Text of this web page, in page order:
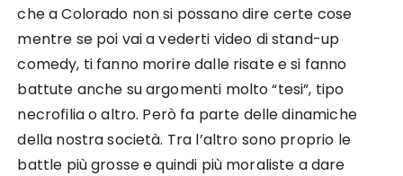
che a Colorado non si possano dire certe cose
mentre se poi vai a vederti video di stand-up
comedy, ti fanno morire dalle risate e si fanno
battute anche su argomenti molto “tesi”, tipo
necrofilia o altro. Però fa parte delle dinamiche
della nostra società. Tra l’altro sono proprio le
battle più grosse e quindi più moraliste a dare